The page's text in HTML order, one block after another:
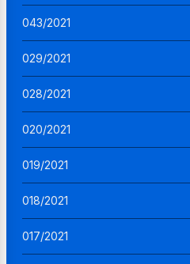
043/2021
029/2021
028/2021
020/2021
019/2021
018/2021
017/2021